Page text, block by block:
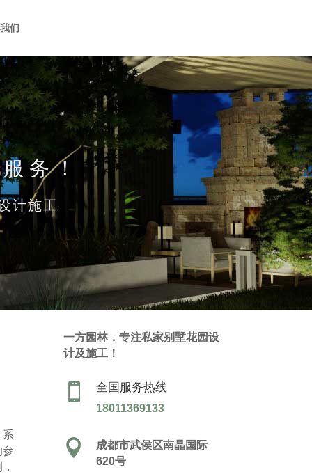
们
务！
计施工
系
参
一方园林，专注私家别墅花园设
计及施工！
 全国服务热线
18011369133

成都市武侯区南晶国际
620号